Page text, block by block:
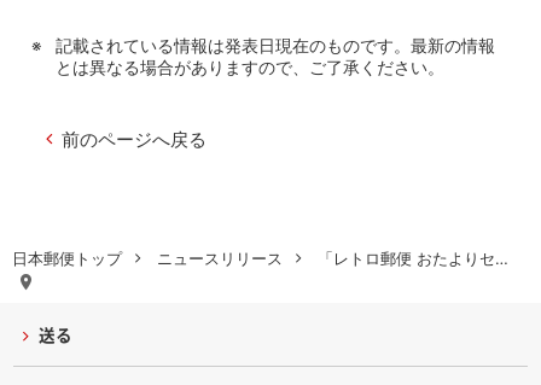
日本郵便トップ ニュースリリース 「レトロ郵便 おたよりセ…
記載されている情報は発表日現在のものです。最新の情報
とは異なる場合がありますので、ご了承ください。
前のページへ戻る
送る